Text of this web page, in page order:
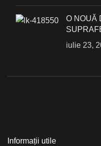
О NOUĂ
iulie 23,
Informații utile